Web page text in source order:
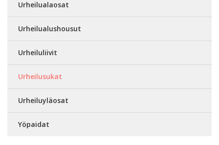
Urheilualaosat
Urheilualushousut
Urheiluliivit
Urheilusukat
Urheiluyläosat
Yöpaidat